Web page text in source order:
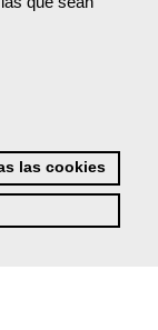
las cookies
el empleo
ayudarte a
los mejores